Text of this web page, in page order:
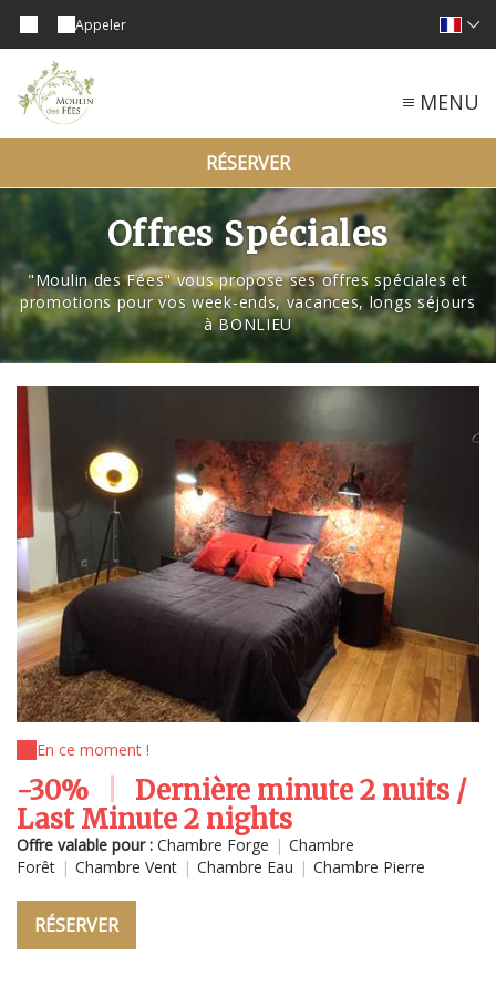
Appeler
MENU
RÉSERVER
Offres Spéciales
"Moulin des Fées" vous propose ses offres spéciales et
promotions pour vos week-ends, vacances, longs séjours
à BONLIEU
En ce moment !
-30%
Dernière minute 2 nuits /
Last Minute 2 nights
Offre valable pour : Chambre Forge | Chambre
Forêt | Chambre Vent | Chambre Eau | Chambre Pierre
RÉSERVER